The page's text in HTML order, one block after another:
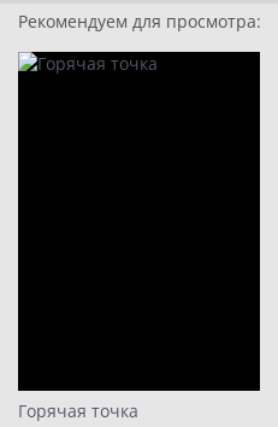
7 серия
8 серия
Рекомендуем для просмотра:
Горячая точка